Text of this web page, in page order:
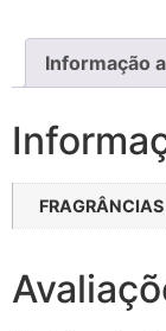
Informação
FRAGRÂNCIAS